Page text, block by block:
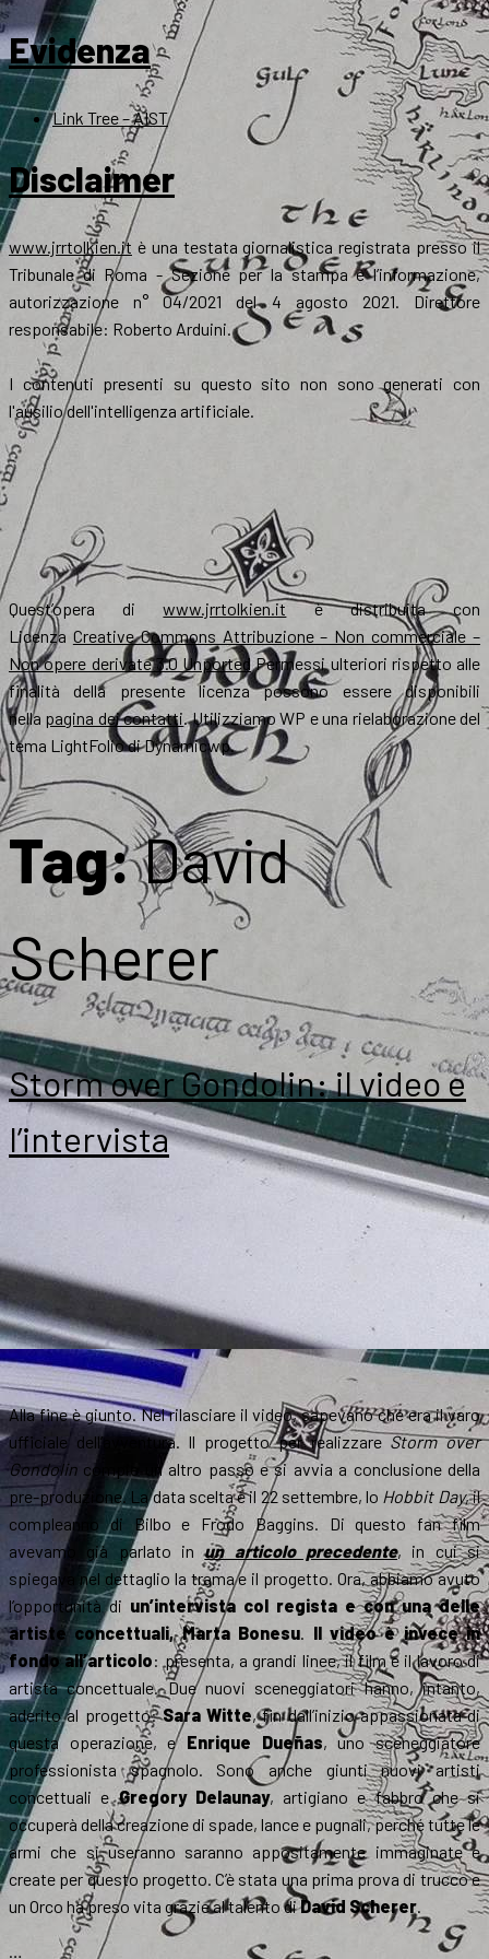
Evidenza
Link Tree – AIST
Disclaimer
www.jrrtolkien.it è una testata giornalistica registrata presso il
Tribunale di Roma - Sezione per la stampa e l’informazione,
autorizzazione n° 04/2021 del 4 agosto 2021. Direttore
responsabile: Roberto Arduini.
I contenuti presenti su questo sito non sono generati con
l'ausilio dell'intelligenza artificiale.
Quest’opera diwww.jrrtolkien.it è distribuita con
Licenza Creative Commons Attribuzione – Non commerciale –
Non opere derivate 3.0 UnportedPermessi ulteriori rispetto alle
finalità della presente licenza possono essere disponibili
nella pagina dei contatti. Utilizziamo WP e una rielaborazione del
tema LightFolio di Dynamicwp.
Tag:David
Scherer
Storm over Gondolin: il video e
l’intervista
Alla fine è giunto. Nel rilasciare il video, sapevano che era il varo
ufficiale dell’avventura. Il progetto per realizzare Storm over
Gondolin compie un altro passo e si avvia a conclusione della
pre-produzione. La data scelta è il 22 settembre, lo Hobbit Day, il
compleanno di Bilbo e Frodo Baggins. Di questo fan film
avevamo già parlato inun articolo precedente, in cui si
spiegava nel dettaglio la trama e il progetto. Ora, abbiamo avuto
l’opportunità di un’intervista col regista e con una delle
artiste concettuali, Marta Bonesu. Il video è invece in
fondo all’articolo: presenta, a grandi linee, il film e il lavoro di
artista concettuale.Due nuovi sceneggiatori hanno, intanto,
aderito al progetto:Sara Witte, fin dall’inizio appassionata di
questa operazione, e Enrique Dueñas, uno sceneggiatore
professionista spagnolo. Sono anche giunti nuovi artisti
concettuali eGregory Delaunay, artigiano e fabbro che si
occuperà della creazione di spade, lance e pugnali, perché tutte le
armi che si useranno saranno appositamente immaginate e
create per questo progetto. C’è stata una prima prova di trucco e
un Orco ha preso vita grazie al talento diDavid Scherer.
…